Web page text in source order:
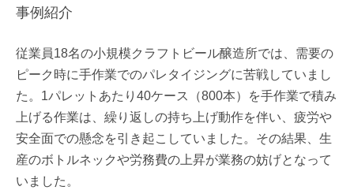
事例紹介
従業員18名の小規模クラフトビール醸造所では、需要の
ピーク時に手作業でのパレタイジングに苦戦していまし
た。1パレットあたり40ケース（800本）を手作業で積み
上げる作業は、繰り返しの持ち上げ動作を伴い、疲労や
安全面での懸念を引き起こしていました。その結果、生
産のボトルネックや労務費の上昇が業務の妨げとなって
いました。